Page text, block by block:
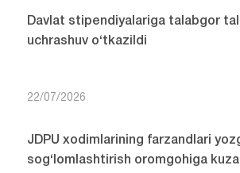
Davlat stipendiyalariga talabgor
uchrashuv o‘tkazildi
22/07/2026
JDPU xodimlarining farzandlari
sog‘lomlashtirish oromgohiga